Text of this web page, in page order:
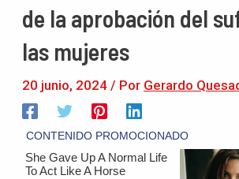
de la aprobación del
las mujeres
20 junio, 2024 / Por Gerardo